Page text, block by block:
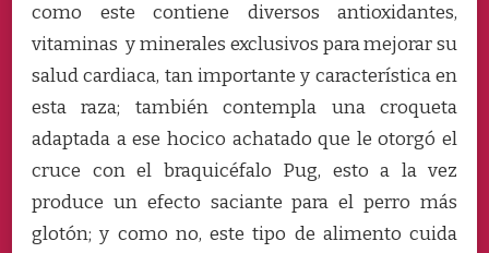
como este contiene diversos antioxidantes,
vitaminas y minerales exclusivos para mejorar su
salud cardiaca, tan importante y característica en
esta raza; también contempla una croqueta
adaptada a ese hocico achatado que le otorgó el
cruce con el braquicéfalo Pug, esto a la vez
produce un efecto saciante para el perro más
glotón; y como no, este tipo de alimento cuida